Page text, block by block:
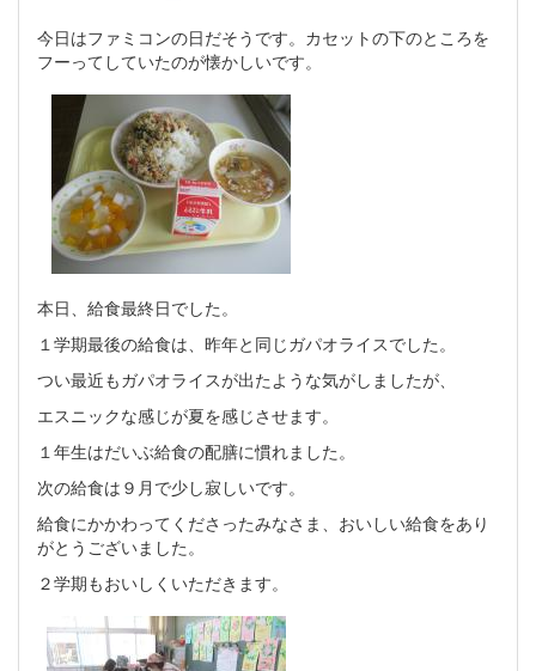
今日はファミコンの日だそうです。カセットの下のところを
フーってしていたのが懐かしいです。
本日、給食最終日でした。
１学期最後の給食は、昨年と同じガパオライスでした。
つい最近もガパオライスが出たような気がしましたが、
エスニックな感じが夏を感じさせます。
１年生はだいぶ給食の配膳に慣れました。
次の給食は９月で少し寂しいです。
給食にかかわってくださったみなさま、おいしい給食をあり
がとうございました。
２学期もおいしくいただきます。